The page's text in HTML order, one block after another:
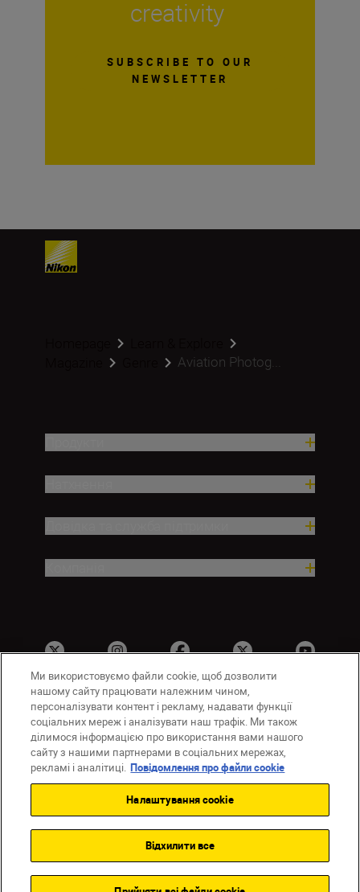
creativity
SUBSCRIBE TO OUR
NEWSLETTER
Aviation Photog...
UA Сайти Nikon
Зв’язатися з нами
Політика конфіденційності
Умови використання
Повідомлення про файли cookie
Налаштування Cookie
Back to top
Ми використовуємо файли cookie, щоб дозволити
нашому сайту працювати належним чином,
персоналізувати контент і рекламу, надавати функції
соціальних мереж і аналізувати наш трафік. Ми також
ділимося інформацією про використання вами нашого
сайту з нашими партнерами в соціальних мережах,
рекламі і аналітиці. Повідомлення про файли cookie
Налаштування cookie
Відхилити все